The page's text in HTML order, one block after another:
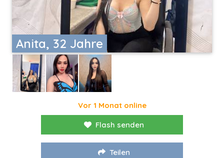
Anita, 32 Jahre
Vor 1 Monat online
Flash senden
Teilen